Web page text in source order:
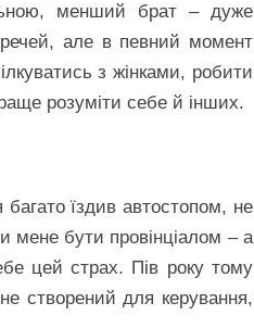
менший брат – дуже
але в певний момент
з жінками, робити
розуміти себе й інших.
їздив автостопом, не
мене бути провінціалом – а
цей страх. Пів року тому
створений для керування,